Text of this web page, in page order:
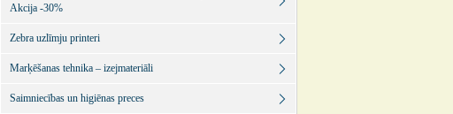
Akcija -30%
Zebra uzlīmju printeri
Marķēšanas tehnika – izejmateriāli
Saimniecības un higiēnas preces